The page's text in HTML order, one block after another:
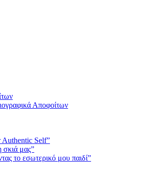
Αποφοίτων
Authentic Self”
σκιά μας”
το εσωτερικό μου παιδί”